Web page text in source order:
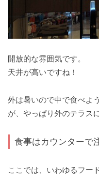
開放的な雰囲気です。
天井が高いですね！
外は暑いので中で食べよ
が、やっぱり外のテラス
食事はカウンターで
ここでは、いわゆるフー